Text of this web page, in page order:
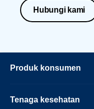
Hubungi kami
Produk konsumen
Tenaga kesehatan